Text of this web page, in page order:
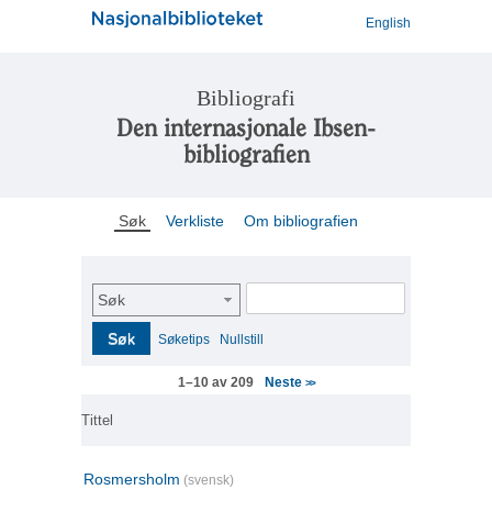
English
Bibliografi
Den internasjonale Ibsen-
bibliografien
Søk Verkliste Om bibliografien
Søk
Søk Søketips Nullstill
1–10 av 209 Neste >>
Tittel
Rosmersholm (svensk)